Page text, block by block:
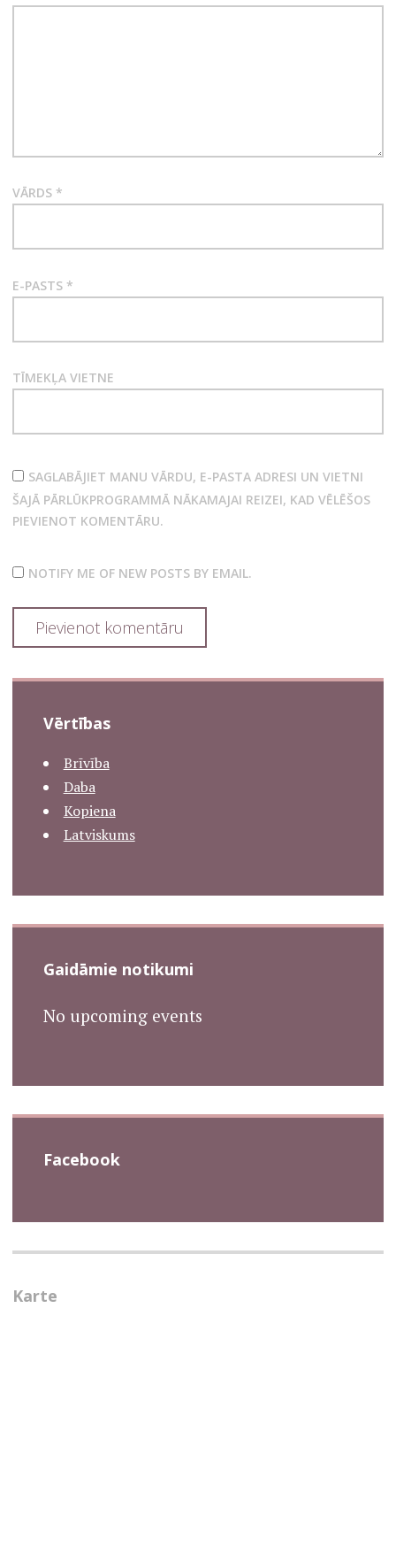
VĀRDS *
E-PASTS *
TĪMEKĻA VIETNE
SAGLABĀJIET MANU VĀRDU, E-PASTA ADRESI UN VIETNI
ŠAJĀ PĀRLŪKPROGRAMMĀ NĀKAMAJAI REIZEI, KAD VĒLĒŠOS
PIEVIENOT KOMENTĀRU.
NOTIFY ME OF NEW POSTS BY EMAIL.
Vērtības
Brīvība
Daba
Kopiena
Latviskums
Gaidāmie notikumi
No upcoming events
Facebook
Karte